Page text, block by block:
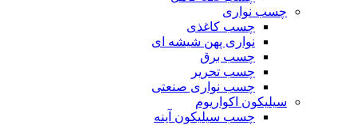
چسب نواری
چسب کاغذی
نواری پهن شیشه ای
چسب برق
چسب تحریر
چسب نواری صنعتی
سیلیکون اکواریوم
چسب سیلیکون آینه